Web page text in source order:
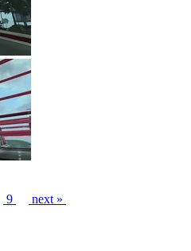
9
next »